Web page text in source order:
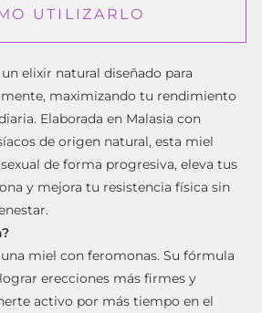
UTILIZARLO
elixir natural diseñado para
maximizando tu rendimiento
Elaborada en Malasia con
de origen natural, esta miel
de forma progresiva, eleva tus
y mejora tu resistencia física sin
miel con feromonas. Su fórmula
erecciones más firmes y
activo por más tiempo en el